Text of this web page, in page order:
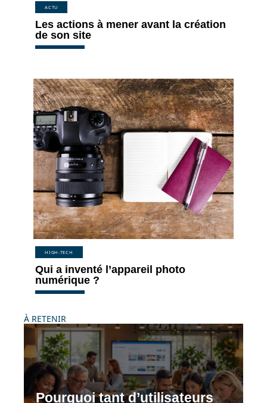
ACTU
Les actions à mener avant la création
de son site
HIGH-TECH
Qui a inventé l’appareil photo
numérique ?
À RETENIR
Pourquoi tant d’utilisateurs